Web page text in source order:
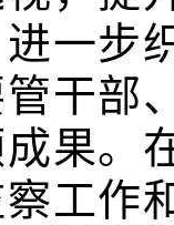
一步
干部
果。
工作